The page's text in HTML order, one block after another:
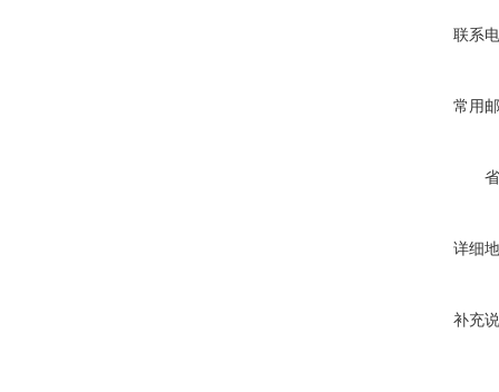
联系
常用
详细
补充